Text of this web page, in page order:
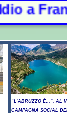
“L’ABRUZZO È…”, AL
CAMPAGNA SOCIAL